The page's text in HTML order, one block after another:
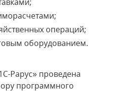
операций;
оборудованием.
Рарус» проведена
программного